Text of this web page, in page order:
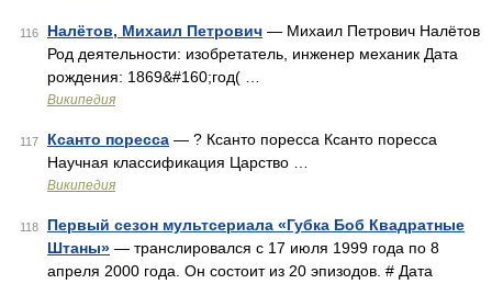
116 Налётов, Михаил Петрович — Михаил Петрович Налётов
Род деятельности: изобретатель, инженер механик Дата
рождения: 1869&#160;год( …
Википедия
117 Ксанто поресса — ? Ксанто поресса Ксанто поресса
Научная классификация Царство …
Википедия
118
Первый сезон мультсериала «Губка Боб Квадратные
Штаны» — транслировался с 17 июля 1999 года по 8
апреля 2000 года. Он состоит из 20 эпизодов. # Дата